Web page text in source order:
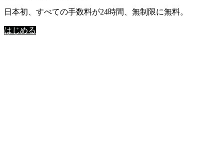
日本初、すべての手数料が24時間、無制限に無料。
はじめる